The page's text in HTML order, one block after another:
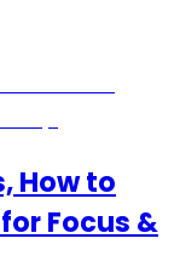
How to
Focus &